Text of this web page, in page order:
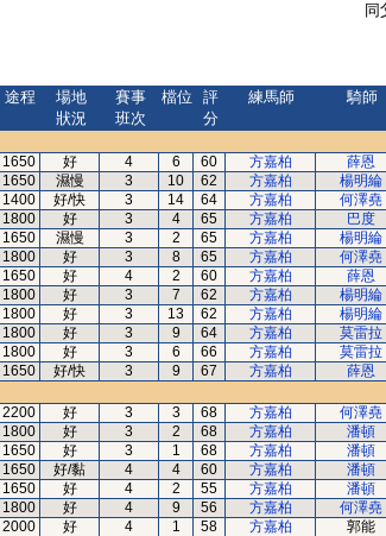
同
途程
場地
狀況
賽事
班次
檔位
評
分
練馬師 騎師
1650 好 4 6 60 方嘉柏 薛恩
1650 濕慢 3 10 62 方嘉柏 楊明綸
1400 好/快 3 14 64 方嘉柏 何澤堯
1800 好 3 4 65 方嘉柏 巴度
1650 濕慢 3 2 65 方嘉柏 楊明綸
1800 好 3 8 65 方嘉柏 何澤堯
1650 好 4 2 60 方嘉柏 薛恩
1800 好 3 7 62 方嘉柏 楊明綸
1800 好 3 13 62 方嘉柏 楊明綸
1800 好 3 9 64 方嘉柏 莫雷拉
1800 好 3 6 66 方嘉柏 莫雷拉
1650 好/快 3 9 67 方嘉柏 薛恩
2200 好 3 3 68 方嘉柏 何澤堯
1800 好 3 2 68 方嘉柏 潘頓
1650 好 3 1 68 方嘉柏 潘頓
1650 好/黏 4 4 60 方嘉柏 潘頓
1650 好 4 2 55 方嘉柏 潘頓
1800 好 4 9 56 方嘉柏 何澤堯
2000 好 4 1 58 方嘉柏 郭能